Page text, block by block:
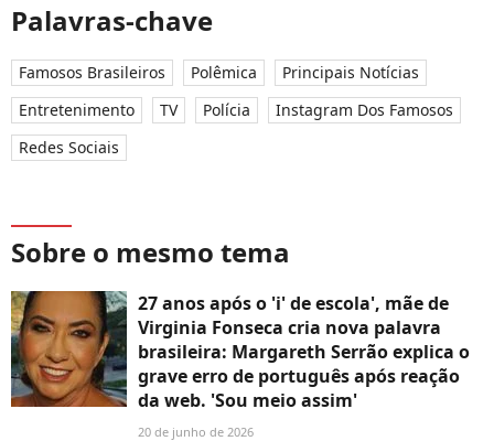
Palavras-chave
Famosos Brasileiros Polêmica
Principais Notícias
Entretenimento
TV Polícia
Instagram Dos Famosos
Redes Sociais
Sobre o mesmo tema
27 anos após o 'i' de escola', mãe de
Virginia Fonseca cria nova palavra
brasileira: Margareth Serrão explica o
grave erro de português após reação
da web. 'Sou meio assim'
20 de junho de 2026